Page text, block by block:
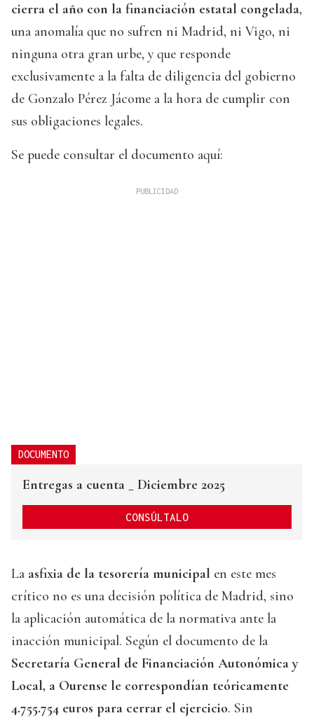
cierra el año con la financiación estatal congelada,
una anomalía que no sufren ni Madrid, ni Vigo, ni
ninguna otra gran urbe, y que responde
exclusivamente a la falta de diligencia del gobierno
de Gonzalo Pérez Jácome a la hora de cumplir con
sus obligaciones legales.
Se puede consultar el documento aquí:
DOCUMENTO
Entregas a cuenta _ Diciembre 2025
CONSÚLTALO
La asfixia de la tesorería municipal en este mes
crítico no es una decisión política de Madrid, sino
la aplicación automática de la normativa ante la
inacción municipal. Según el documento de la
Secretaría General de Financiación Autonómica y
Local, a Ourense le correspondían teóricamente
4.755.754 euros para cerrar el ejercicio. Sin